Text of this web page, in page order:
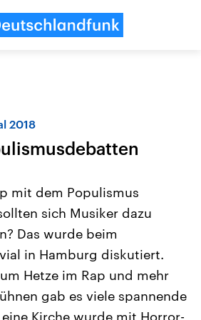
Anhalt
am 6.
neuen
Koalition aus
Aktuelle Beiträge,
Hintergründe
Wirtschaftlich und
gehören die Vereinigten
den mächtigsten Ländern
mit großem Einfluss auf
2018
mit dem Populismus
sich Musiker dazu
Das wurde beim
in Hamburg diskutiert.
Hetze im Rap und mehr
gab es viele spannende
Kirche wurde mit Horror-